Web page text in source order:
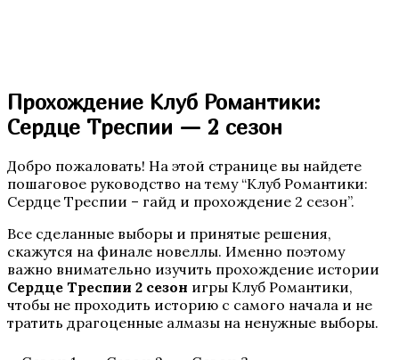
Te Amo. Том 2
Прохождение Клуб Романтики:
Сердце Треспии — 2 сезон
Добро пожаловать! На этой странице вы найдете
пошаговое руководство на тему “Клуб Романтики:
Сердце Треспии – гайд и прохождение 2 сезон”.
Все сделанные выборы и принятые решения,
скажутся на финале новеллы. Именно поэтому
важно внимательно изучить прохождение истории
Сердце Треспии 2 сезон игры Клуб Романтики,
чтобы не проходить историю с самого начала и не
тратить драгоценные алмазы на ненужные выборы.